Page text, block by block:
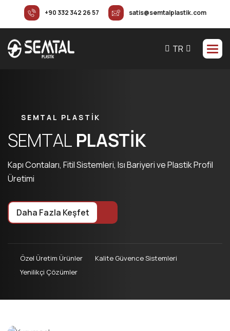
+90 332 342 26 57 satis@semtalplastik.com
TR
SEMTAL PLASTİK
SEMTAL PLASTİK
Kapı Contaları, Fitil Sistemleri, Isı Bariyeri ve Plastik Profil
Üretimi
Daha Fazla Keşfet
Özel Üretim Ürünler
Kalite Güvence Sistemleri
Yenilikçi Çözümler